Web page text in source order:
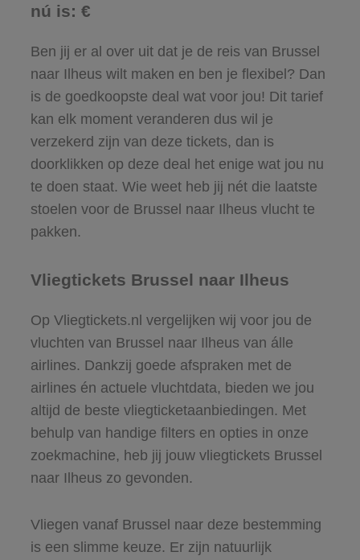
nú is: €
Ben jij er al over uit dat je de reis van Brussel
naar Ilheus wilt maken en ben je flexibel? Dan
is de goedkoopste deal wat voor jou! Dit tarief
kan elk moment veranderen dus wil je
verzekerd zijn van deze tickets, dan is
doorklikken op deze deal het enige wat jou nu
te doen staat. Wie weet heb jij nét die laatste
stoelen voor de Brussel naar Ilheus vlucht te
pakken.
Vliegtickets Brussel naar Ilheus
Op Vliegtickets.nl vergelijken wij voor jou de
vluchten van Brussel naar Ilheus van álle
airlines. Dankzij goede afspraken met de
airlines én actuele vluchtdata, bieden we jou
altijd de beste vliegticketaanbiedingen. Met
behulp van handige filters en opties in onze
zoekmachine, heb jij jouw vliegtickets Brussel
naar Ilheus zo gevonden.
Vliegen vanaf Brussel naar deze bestemming
is een slimme keuze. Er zijn natuurlijk